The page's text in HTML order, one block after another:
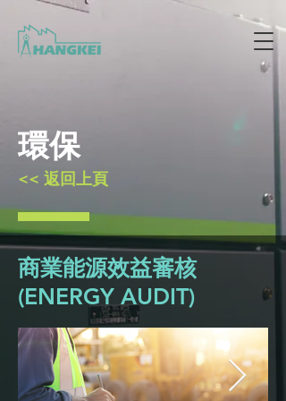
環保
<< 返回上頁
商業能源效益審核
(ENERGY AUDIT)